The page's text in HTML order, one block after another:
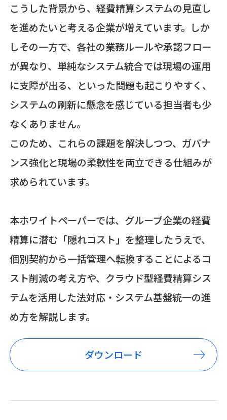
こうした背景から、経費精算システムの見直し
を進めたいと考える企業が増えています。しか
しその一方で、各社の業務ルールや承認フロー
が異なり、単純なシステム統合では現場の運用
に支障が出る、といった問題も起こりやすく、
システムの刷新に懸念を感じている担当者も少
なくありません。
このため、これらの課題を解決しつつ、ガバナ
ンス強化と現場の柔軟性を両立できる仕組みが
求められています。
本ホワイトペーパーでは、グループ企業の経費
精算に潜む「隠れコスト」を整理したうえで、
個別契約から一括管理へ転換することによるコ
スト削減の考え方や、クラウド型経費精算シス
テムを活用した法対応・システム基盤統一の進
め方を解説します。
ダウンロード